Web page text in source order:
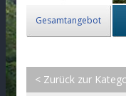
Gesamtangebot
< Zurück zur